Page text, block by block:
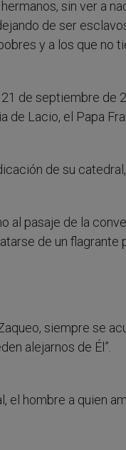
sin ver a
de ser
y a los que no
de septiembre de
de Lacio, el Papa
de su
al pasaje de la
de un flagrante
siempre se
alejarnos de Él”.
hombre a quien